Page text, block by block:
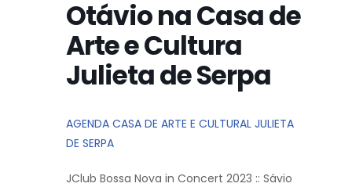
Otávio na Casa de
Arte e Cultura
Julieta de Serpa
AGENDA CASA DE ARTE E CULTURAL JULIETA
DE SERPA
JClub Bossa Nova in Concert 2023 :: Sávio